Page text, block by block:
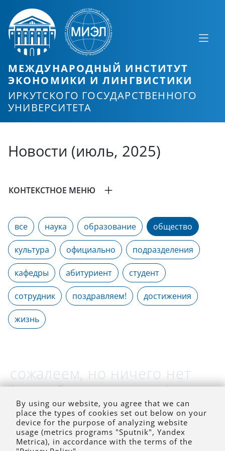
МЕЖДУНАРОДНЫЙ ИНСТИТУТ
ЭКОНОМИКИ И ЛИНГВИСТИКИ
ИРКУТСКОГО ГОСУДАРСТВЕННОГО
УНИВЕРСИТЕТА
Новости (июль, 2025)
КОНТЕКСТНОЕ МЕНЮ
все наука образование общество
культура официально подразделения
кафедры абитуриент студент
сотрудник поздравляем! достижения
жизнь
сожалеем, но ничего нет
(на выбранное время)
By using our website, you agree that we can
place the types of cookies set out below on your
device for the purpose of analyzing website
usage (metrics programs "Sputnik", Yandex
Metrica), in accordance with the terms of the